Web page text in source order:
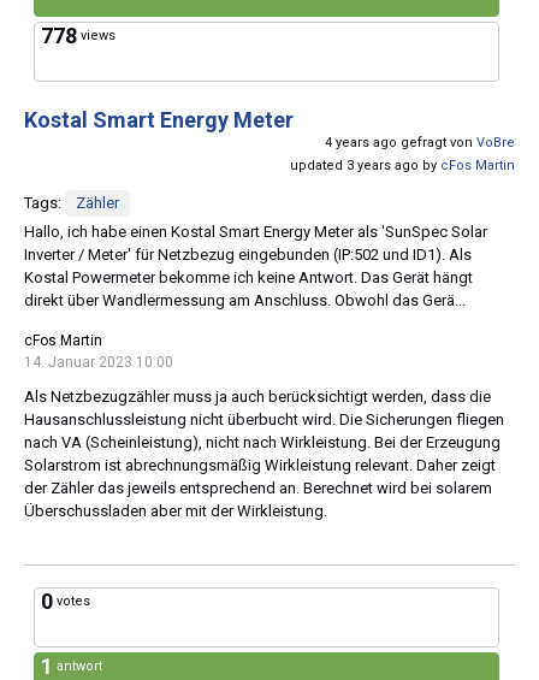
778 views
Kostal Smart Energy Meter
4 years ago gefragt von VoBre
updated 3 years ago by cFos Martin
Tags:
Zähler
Hallo, ich habe einen Kostal Smart Energy Meter als 'SunSpec Solar
Inverter / Meter' für Netzbezug eingebunden (IP:502 und ID1). Als
Kostal Powermeter bekomme ich keine Antwort. Das Gerät hängt
direkt über Wandlermessung am Anschluss. Obwohl das Gerä...
cFos Martin
14. Januar 2023 10:00
Als Netzbezugzähler muss ja auch berücksichtigt werden, dass die
Hausanschlussleistung nicht überbucht wird. Die Sicherungen fliegen
nach VA (Scheinleistung), nicht nach Wirkleistung. Bei der Erzeugung
Solarstrom ist abrechnungsmäßig Wirkleistung relevant. Daher zeigt
der Zähler das jeweils entsprechend an. Berechnet wird bei solarem
Überschussladen aber mit der Wirkleistung.
0 votes
1 antwort